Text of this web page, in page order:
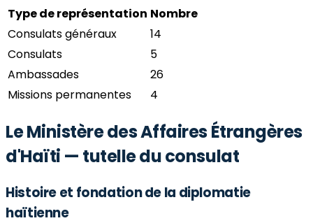
Type de représentation Nombre
Consulats généraux
14
Consulats
5
Ambassades
26
Missions permanentes
4
Le Ministère des Affaires Étrangères
d'Haïti — tutelle du consulat
Histoire et fondation de la diplomatie
haïtienne